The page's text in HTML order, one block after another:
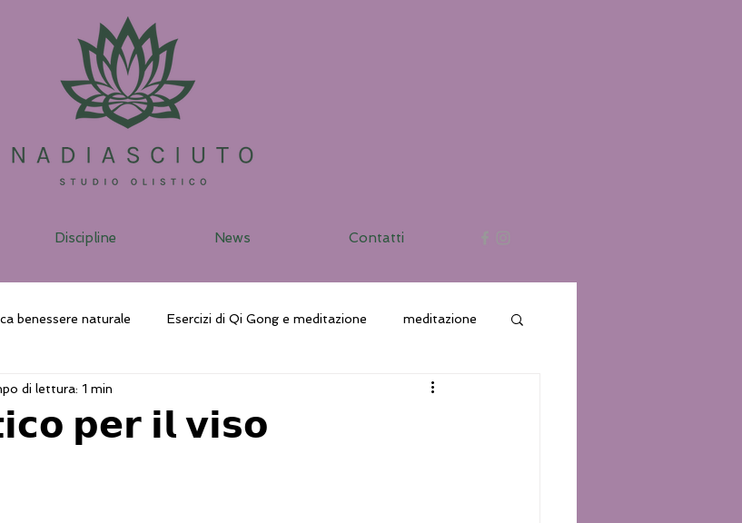
Discipline News Contatti
benessere naturale Esercizi di Qi Gong e meditazione meditazione
𝗽𝗲𝗿 𝗶𝗹 𝘃𝗶𝘀𝗼
di lettura: 1 min